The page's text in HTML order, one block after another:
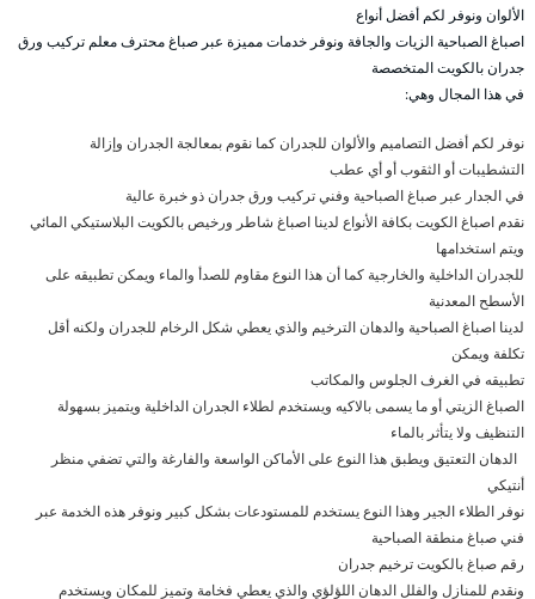
الألوان ونوفر لكم أفضل أنواع
اصباغ الصباحية الزيات والجافة ونوفر خدمات مميزة عبر صباغ محترف معلم تركيب ورق
جدران بالكويت المتخصصة
في هذا المجال وهي:
نوفر لكم أفضل التصاميم والألوان للجدران كما نقوم بمعالجة الجدران وإزالة
التشطيبات أو الثقوب أو أي عطب
في الجدار عبر صباغ الصباحية وفني تركيب ورق جدران ذو خبرة عالية
نقدم اصباغ الكويت بكافة الأنواع لدينا اصباغ شاطر ورخيص بالكويت البلاستيكي المائي
ويتم استخدامها
للجدران الداخلية والخارجية كما أن هذا النوع مقاوم للصدأ والماء ويمكن تطبيقه على
الأسطح المعدنية
لدينا اصباغ الصباحية والدهان الترخيم والذي يعطي شكل الرخام للجدران ولكنه أقل
تكلفة ويمكن
تطبيقه في الغرف الجلوس والمكاتب
الصباغ الزيتي أو ما يسمى بالاكيه ويستخدم لطلاء الجدران الداخلية ويتميز بسهولة
التنظيف ولا يتأثر بالماء
الدهان التعتيق ويطبق هذا النوع على الأماكن الواسعة والفارغة والتي تضفي منظر
أنتيكي
نوفر الطلاء الجير وهذا النوع يستخدم للمستودعات بشكل كبير ونوفر هذه الخدمة عبر
فني صباغ منطقة الصباحية
رقم صباغ بالكويت ترخيم جدران
ونقدم للمنازل والفلل الدهان اللؤلؤي والذي يعطي فخامة وتميز للمكان ويستخدم